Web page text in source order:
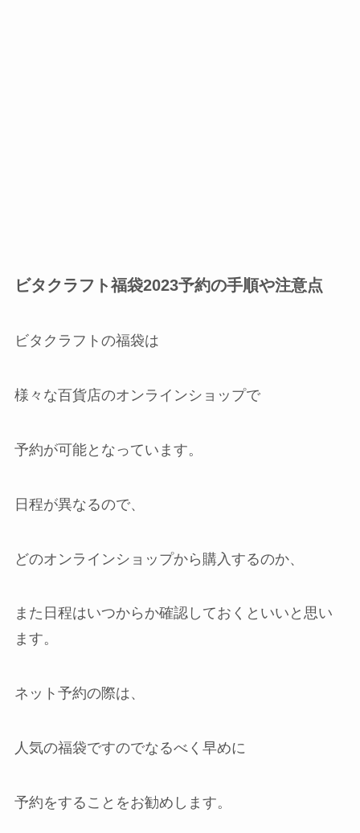
ビタクラフト福袋2023予約の手順や注意点
ビタクラフトの福袋は
様々な百貨店のオンラインショップで
予約が可能となっています。
日程が異なるので、
どのオンラインショップから購入するのか、
また日程はいつからか確認しておくといいと思い
ます。
ネット予約の際は、
人気の福袋ですのでなるべく早めに
予約をすることをお勧めします。